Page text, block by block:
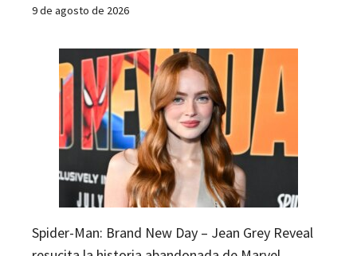
9 de agosto de 2026
Spider-Man: Brand New Day – Jean Grey Reveal